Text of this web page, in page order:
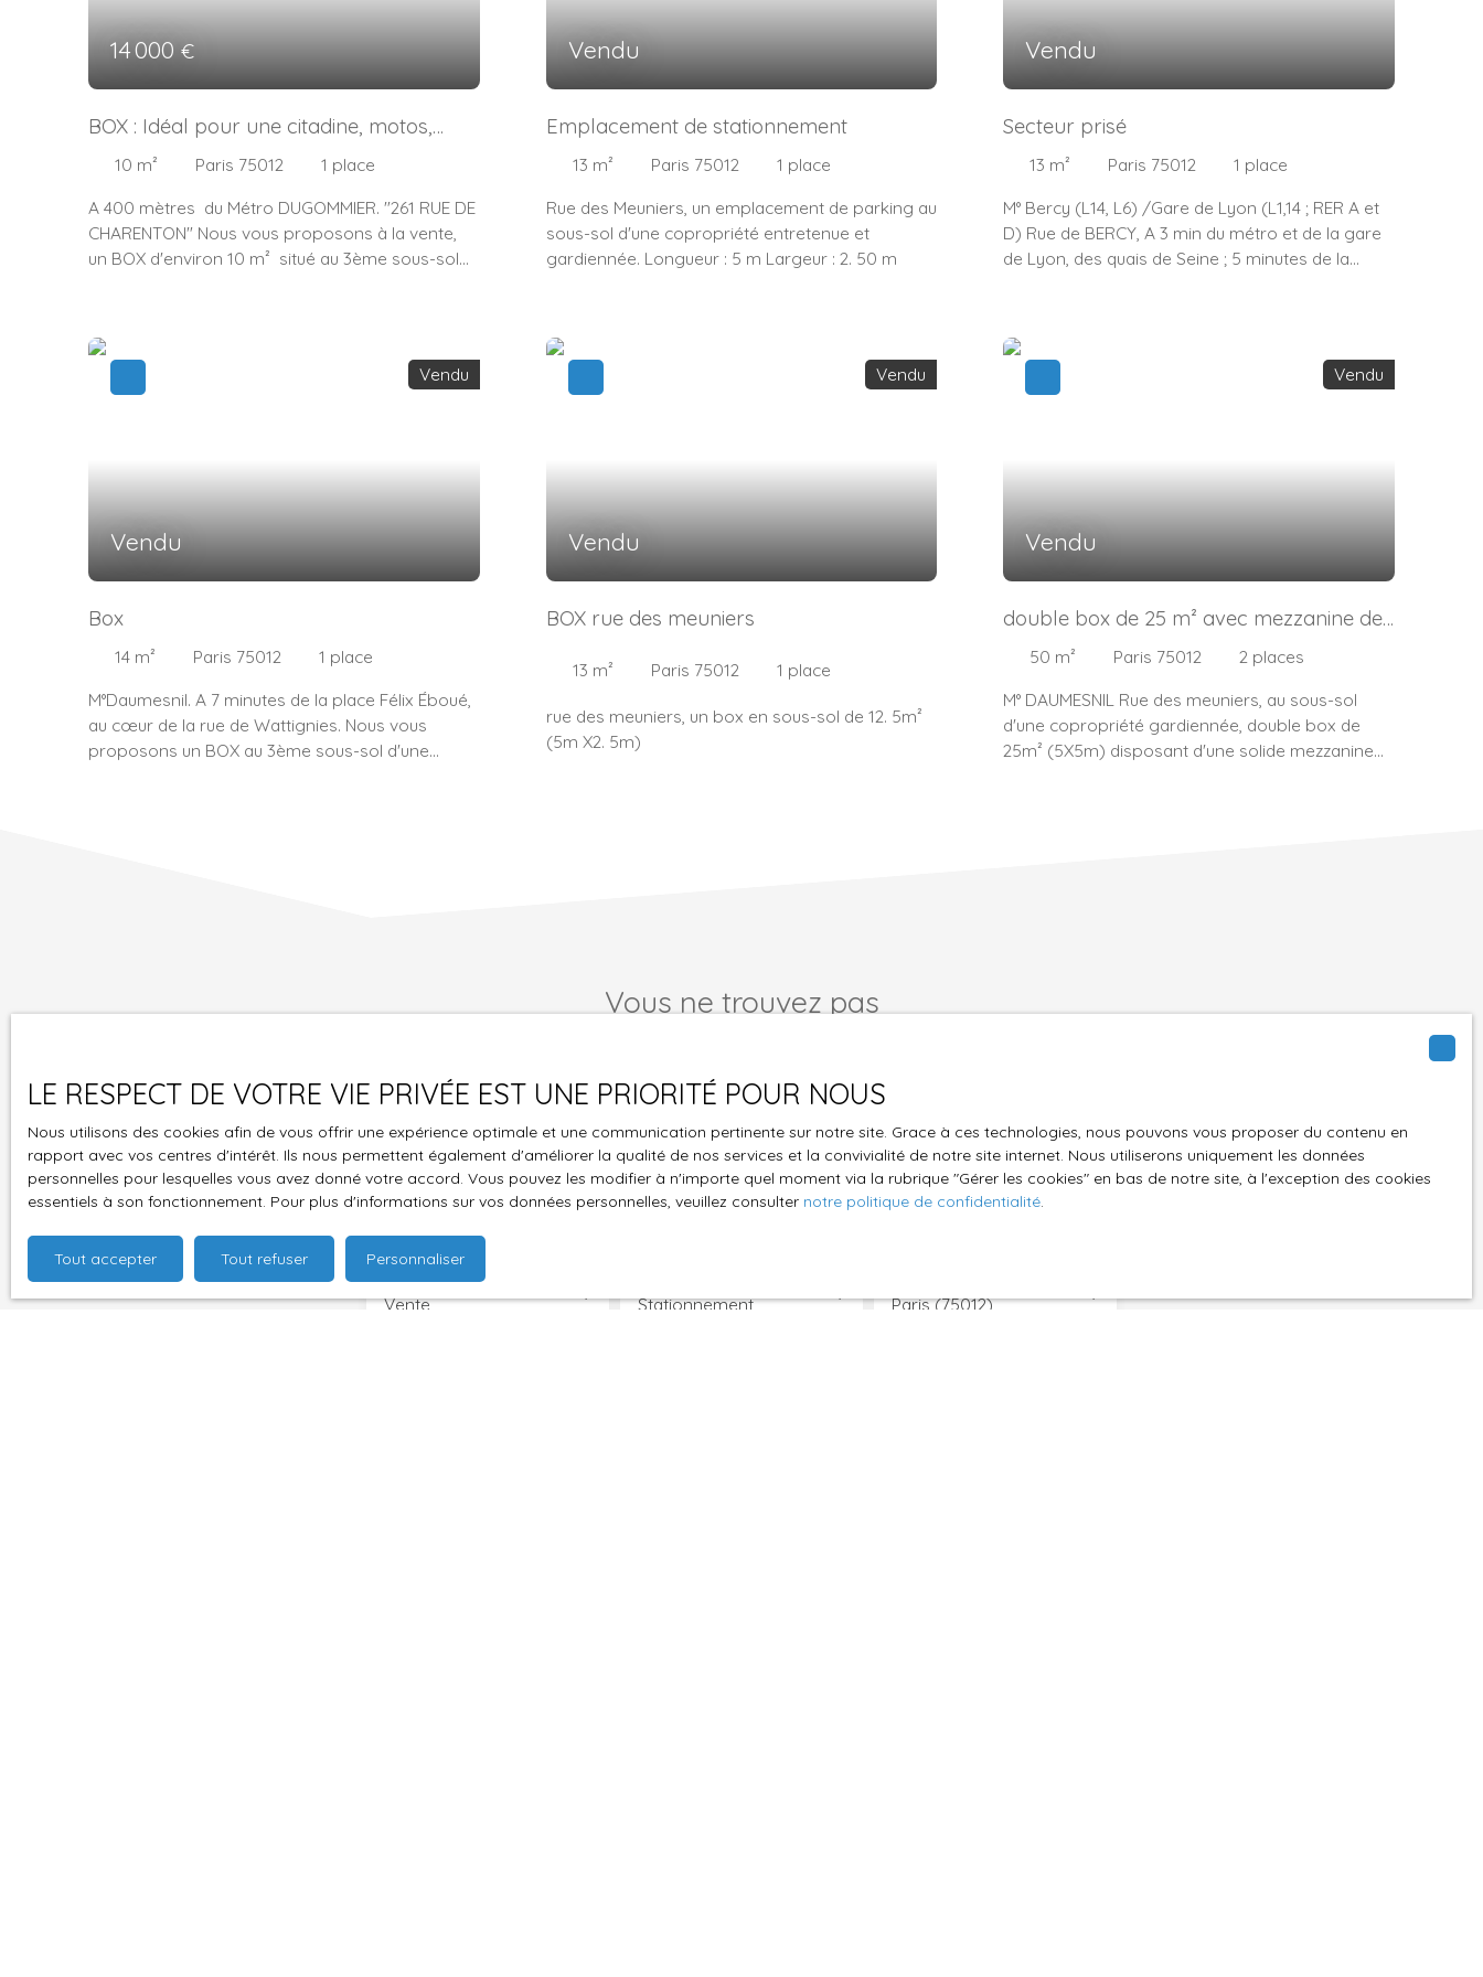
14 000€
BOX : Idéal pour une citadine, motos,
scooters ou vélos cargo....
10 m² Paris 75012 1 place
A 400 mètres du Métro DUGOMMIER. "261 RUE DE
CHARENTON" Nous vous proposons à la vente,
un BOX d'environ 10 m² situé au 3ème sous-sol
€ Mesures au sol : 4. 92 m x 2. 12 m Hauteur : 2. 27
m
Vendu
Emplacement de stationnement
13 m² Paris 75012 1 place
Rue des Meuniers, un emplacement de parking au
sous-sol d'une copropriété entretenue et
gardiennée. Longueur : 5 m Largeur : 2. 50 m
Vendu
Secteur prisé
13 m² Paris 75012 1 place
M° Bercy (L14, L6) /Gare de Lyon (L1,14 ; RER A et
D) Rue de BERCY, A 3 min du métro et de la gare
de Lyon, des quais de Seine ; 5 minutes de la
vente, un emplacement de parking au second
sous-sol d'une copropriété sécurisée et bien
Vendu
Vendu
Box
14 m² Paris 75012 1 place
M°Daumesnil. A 7 minutes de la place Félix Éboué,
au cœur de la rue de Wattignies. Nous vous
proposons un BOX au 3ème sous-sol d'une
Vendu
Vendu
BOX rue des meuniers
13 m² Paris 75012 1 place
rue des meuniers, un box en sous-sol de 12. 5m²
(5m X2. 5m)
Vendu
Vendu
double box de 25 m² avec mezzanine de
même surface !
50 m² Paris 75012 2 places
M° DAUMESNIL Rue des meuniers, au sous-sol
d'une copropriété gardiennée, double box de
25m² (5X5m) disposant d'une solide mezzanine
Vous ne trouvez pas
Lors de la mise en vente d'une exclusivité chez AHT immobilier, nos clients en recherche active,
pouvoir visiter le bien... l'annonce n'étant nulle part ailleurs...
Aucun des appartements ci dessous ne vous correspond ? Demandez à être inscrit !
Prénom
Vente
Type d'offre
Stationnement Paris (75012)
LE RESPECT DE VOTRE VIE PRIVÉE EST UNE PRIORITÉ POUR NOUS
Nous utilisons des cookies afin de vous offrir une expérience optimale et une communication pertinente sur notre site. Grace à ces technologies, nous pouvons vous proposer du contenu en
rapport avec vos centres d'intérêt. Ils nous permettent également d'améliorer la qualité de nos services et la convivialité de notre site internet. Nous utiliserons uniquement les données
personnelles pour lesquelles vous avez donné votre accord. Vous pouvez les modifier à n'importe quel moment via la rubrique ″Gérer les cookies″ en bas de notre site, à l'exception des cookies
essentiels à son fonctionnement. Pour plus d'informations sur vos données personnelles, veuillez consulter notre politique de confidentialité.
Tout accepter Tout refuser Personnaliser